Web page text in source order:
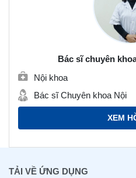
Bác sĩ chuyên
Nội khoa
Bác sĩ Chuyên khoa Nội
XEM
TẢI VỀ ỨNG DỤNG